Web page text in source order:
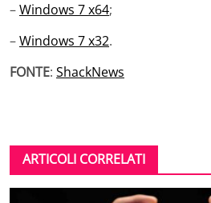
–Windows 7 x64;
–Windows 7 x32.
FONTE: ShackNews
ARTICOLI CORRELATI